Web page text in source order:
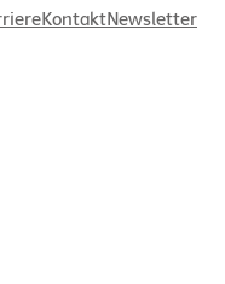
KontaktNewsletter